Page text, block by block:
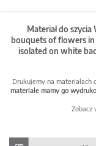
Materiał do
bouquets of flowers in
isolated on white
Drukujemy na materiałach
materiale mamy go
Zobacz